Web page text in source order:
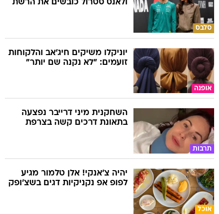
סלבס
ולאנס סטרול כובשים את הרשת
אופנה
יוניקלו משיקים חיג'אב והלקוחות
זועמים: "לא נקנה שם יותר"
תרבות
השחקנית מיני דרייבר נפצעה
בתאונת דרכים קשה בצרפת
אוכל
יהיה צ'אנקי! אלן טלמור מגיע
לפופ אפ נקניקיות דגים בשצ'ופק